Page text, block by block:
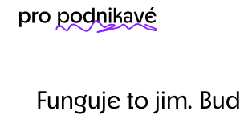
Funguje to jim.